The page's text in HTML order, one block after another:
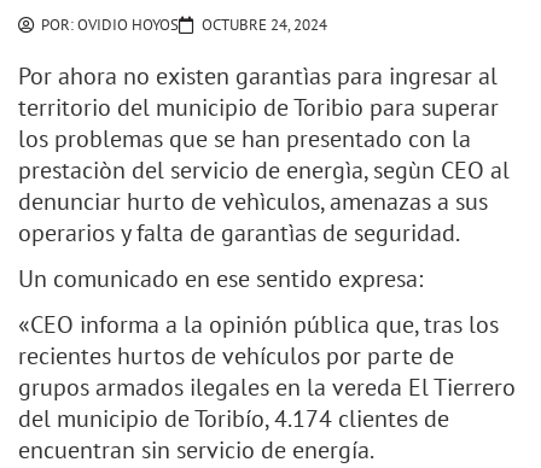
POR:OVIDIO HOYOS OCTUBRE 24, 2024
Por ahora no existen garantìas para ingresar al
territorio del municipio de Toribio para superar
los problemas que se han presentado con la
prestaciòn del servicio de energìa, segùn CEO al
denunciar hurto de vehìculos, amenazas a sus
operarios y falta de garantìas de seguridad.
Un comunicado en ese sentido expresa:
«CEO informa a la opinión pública que, tras los
recientes hurtos de vehículos por parte de
grupos armados ilegales en la vereda El Tierrero
del municipio de Toribío, 4.174 clientes de
encuentran sin servicio de energía.